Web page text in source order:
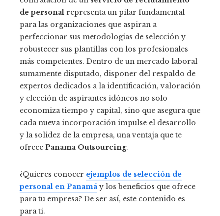
de personal representa un pilar fundamental
para las organizaciones que aspiran a
perfeccionar sus metodologías de selección y
robustecer sus plantillas con los profesionales
más competentes. Dentro de un mercado laboral
sumamente disputado, disponer del respaldo de
expertos dedicados a la identificación, valoración
y elección de aspirantes idóneos no solo
economiza tiempo y capital, sino que asegura que
cada nueva incorporación impulse el desarrollo
y la solidez de la empresa, una ventaja que te
ofrece Panama Outsourcing.
¿Quieres conocer ejemplos de selección de
personal en Panamá y los beneficios que ofrece
para tu empresa? De ser así, este contenido es
para ti.